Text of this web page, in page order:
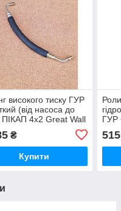
високого тиску ГУР
(від насоса до
4x2 Great Wall
₴
Купити
ГУР
515